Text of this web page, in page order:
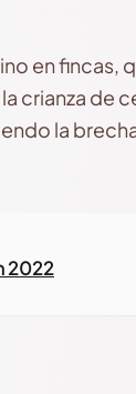
en fincas,
crianza de
la
2022